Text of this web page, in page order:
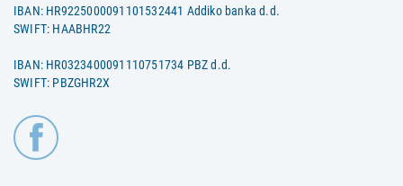
IBAN: HR9225000091101532441 Addiko banka d.d.
SWIFT: HAABHR22
IBAN: HR0323400091110751734 PBZ d.d.
SWIFT: PBZGHR2X